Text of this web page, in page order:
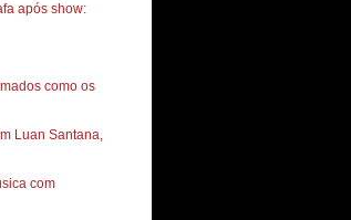
após show:
como os
Luan Santana,
com